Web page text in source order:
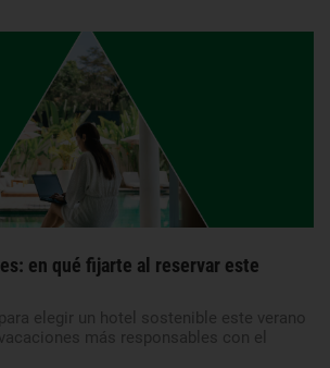
en qué fijarte al reservar este
elegir un hotel sostenible este verano
más responsables con el